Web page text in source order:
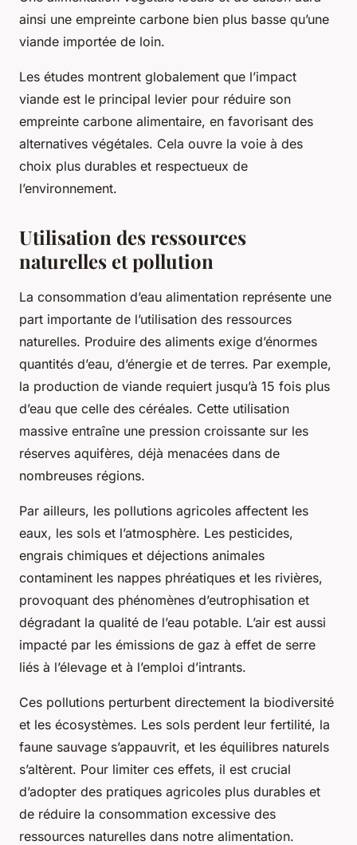
ainsi une empreinte carbone bien plus basse qu’une
viande importée de loin.
Les études montrent globalement que l’impact
viande est le principal levier pour réduire son
empreinte carbone alimentaire, en favorisant des
alternatives végétales. Cela ouvre la voie à des
choix plus durables et respectueux de
l’environnement.
Utilisation des ressources
naturelles et pollution
La consommation d’eau alimentation représente une
part importante de l’utilisation des ressources
naturelles. Produire des aliments exige d’énormes
quantités d’eau, d’énergie et de terres. Par exemple,
la production de viande requiert jusqu’à 15 fois plus
d’eau que celle des céréales. Cette utilisation
massive entraîne une pression croissante sur les
réserves aquifères, déjà menacées dans de
nombreuses régions.
Par ailleurs, les pollutions agricoles affectent les
eaux, les sols et l’atmosphère. Les pesticides,
engrais chimiques et déjections animales
contaminent les nappes phréatiques et les rivières,
provoquant des phénomènes d’eutrophisation et
dégradant la qualité de l’eau potable. L’air est aussi
impacté par les émissions de gaz à effet de serre
liés à l’élevage et à l’emploi d’intrants.
Ces pollutions perturbent directement la biodiversité
et les écosystèmes. Les sols perdent leur fertilité, la
faune sauvage s’appauvrit, et les équilibres naturels
s’altèrent. Pour limiter ces effets, il est crucial
d’adopter des pratiques agricoles plus durables et
de réduire la consommation excessive des
ressources naturelles dans notre alimentation.